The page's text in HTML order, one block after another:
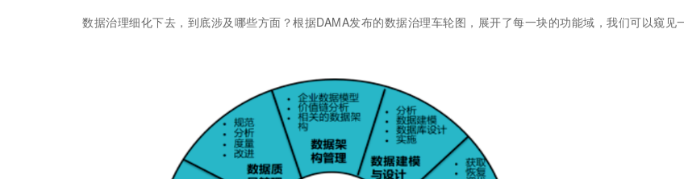
数据治理细化下去，到底涉及哪些方面？根据DAMA发布的数据治理车轮图，展开了每一块的功能域，我们可以窥见